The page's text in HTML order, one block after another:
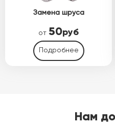
Замена шруса
от 50руб
Подробнее
Нам